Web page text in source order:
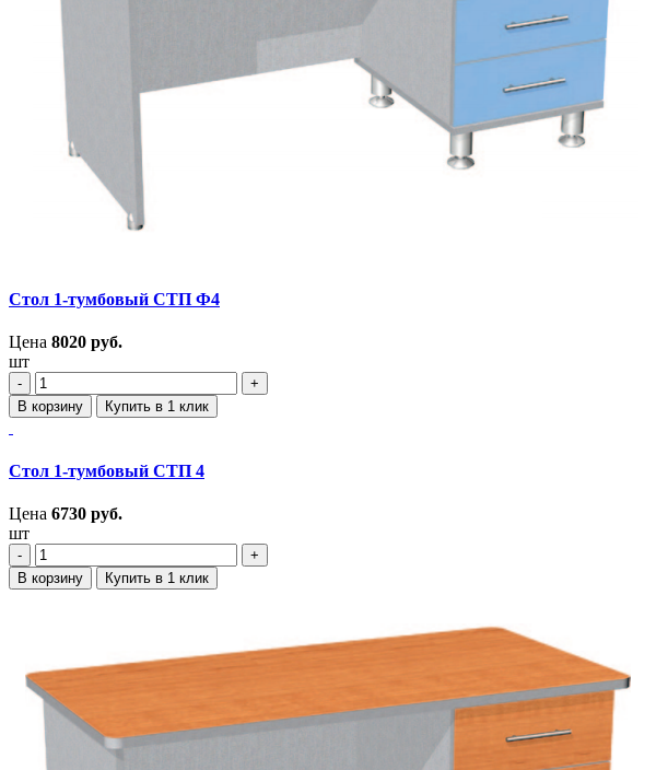
Стол 1-тумбовый СТП Ф4
Цена 8020 руб.
шт
‐
+
В корзину
Купить в 1 клик
Стол 1-тумбовый СТП 4
Цена 6730 руб.
шт
‐
+
В корзину
Купить в 1 клик